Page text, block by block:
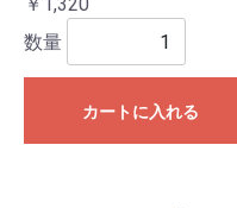
数量
カートに入れる